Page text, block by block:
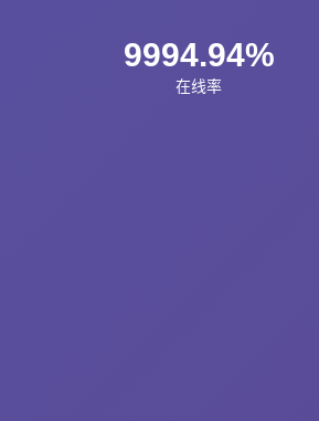
9994.94%
在线率